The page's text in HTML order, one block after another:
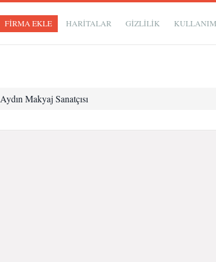
FİRMA EKLE HARİTALAR GIZLILIK
Aydın Makyaj Sanatçısı